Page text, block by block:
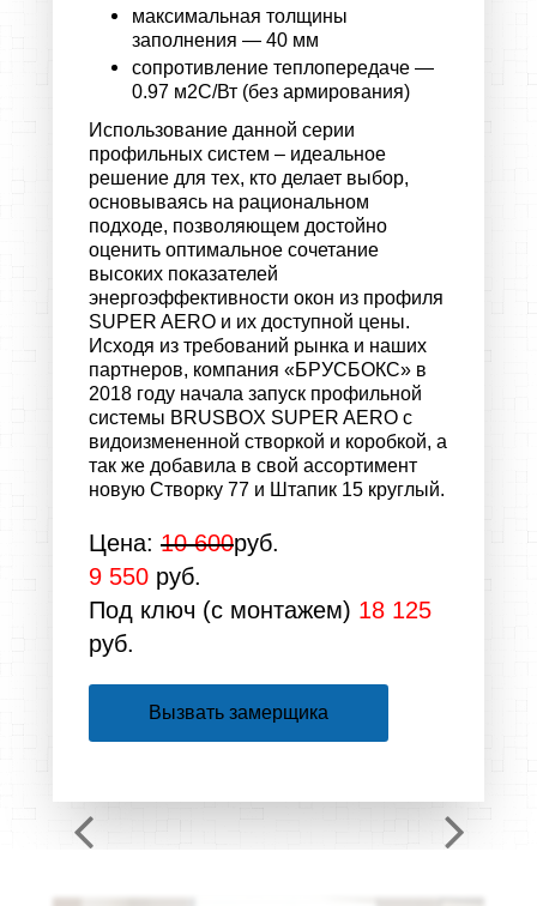
максимальная толщины
заполнения — 40 мм
сопротивление теплопередаче —
0.97 м2С/Вт (без армирования)
Использование данной серии
профильных систем – идеальное
решение для тех, кто делает выбор,
основываясь на рациональном
подходе, позволяющем достойно
оценить оптимальное сочетание
высоких показателей
энергоэффективности окон из профиля
SUPER AERO и их доступной цены.
Исходя из требований рынка и наших
партнеров, компания «БРУСБОКС» в
2018 году начала запуск профильной
системы BRUSBOX SUPER AERO с
видоизмененной створкой и коробкой, а
так же добавила в свой ассортимент
новую Створку 77 и Штапик 15 круглый.
Цена: 10 600руб.
9 550 руб.
Под ключ (с монтажем) 18 125
руб.
Вызвать замерщика